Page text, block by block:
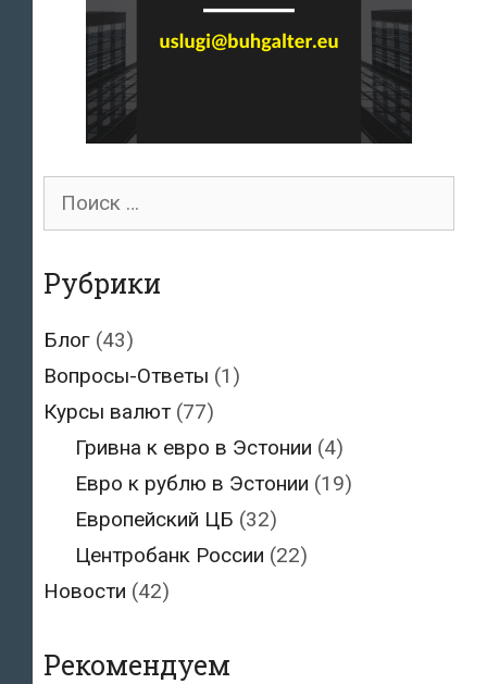
Рубрики
Блог (43)
Вопросы-Ответы (1)
Курсы валют (77)
Гривна к евро в Эстонии (4)
Евро к рублю в Эстонии (19)
Европейский ЦБ (32)
Центробанк России (22)
Новости (42)
Рекомендуем